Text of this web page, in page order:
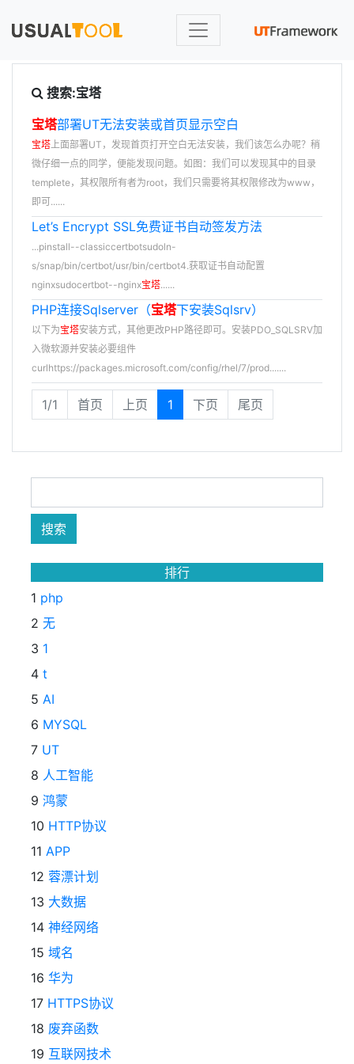
搜索:宝塔
宝塔部署UT无法安装或首页显示空白
宝塔上面部署UT，发现首页打开空白无法安装，我们该怎么办呢？稍
微仔细一点的同学，便能发现问题。如图：我们可以发现其中的目录
templete，其权限所有者为root，我们只需要将其权限修改为www，
即可......
Let’s Encrypt SSL免费证书自动签发方法
...pinstall--classiccertbotsudoln-
s/snap/bin/certbot/usr/bin/certbot4.获取证书自动配置
nginxsudocertbot--nginx宝塔......
PHP连接Sqlserver（宝塔下安装Sqlsrv）
以下为宝塔安装方式，其他更改PHP路径即可。安装PDO_SQLSRV加
入微软源并安装必要组件
curlhttps://packages.microsoft.com/config/rhel/7/prod.......
1/1 首页 上页 1 下页 尾页
排行
1 php
2 无
3 1
4 t
5 AI
6 MYSQL
7 UT
8 人工智能
9 鸿蒙
10 HTTP协议
11 APP
12 蓉漂计划
13 大数据
14 神经网络
15 域名
16 华为
17 HTTPS协议
18 废弃函数
19 互联网技术